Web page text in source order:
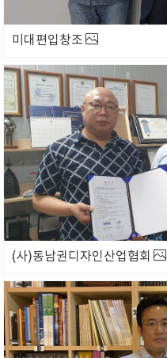
미대편입창조
(사)동남권디자인산업협회